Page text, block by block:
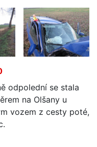
odpolední se stala
na Olšany u
vozem z cesty poté,